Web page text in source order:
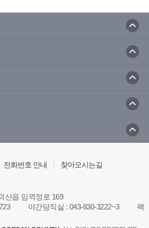
사
포털서비스
전화번호 안내
찾아오시는길
산읍 임꺽정로 169
야간당직실 : 043-830-3222~3
팩